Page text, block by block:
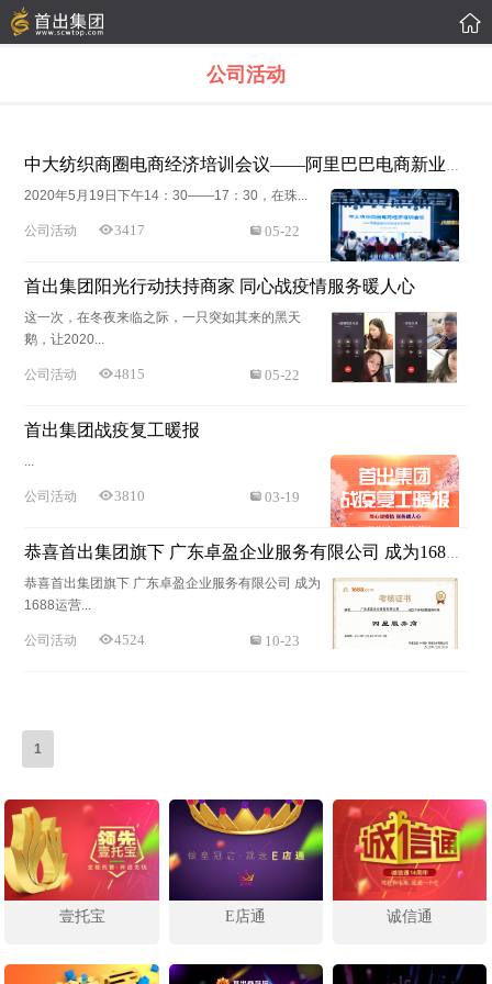

公司活动
中大纺织商圈电商经济培训会议——阿里巴巴电商新业态交流会
2020年5月19日下午14：30——17：30，在珠...
公司活动 3417 05-22
首出集团阳光行动扶持商家 同心战疫情服务暖人心
这一次，在冬夜来临之际，一只突如其来的黑天
鹅，让2020...
公司活动 4815 05-22
首出集团战疫复工暖报
...
公司活动 3810 03-19
恭喜首出集团旗下 广东卓盈企业服务有限公司 成为1688运营服务市场 四星服务商！
恭喜首出集团旗下 广东卓盈企业服务有限公司 成为
1688运营...
公司活动 4524 10-23
1
壹托宝 E店通 诚信通